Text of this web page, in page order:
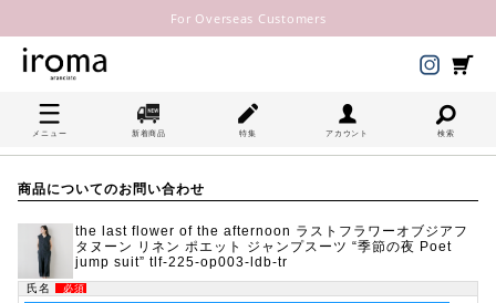
For Overseas Customers
メニュー 新着商品 特集 アカウント 検索
商品についてのお問い合わせ
the last flower of the afternoon ラストフラワーオブジアフ
タヌーン リネン ポエット ジャンプスーツ “季節の夜 Poet
jump suit” tlf-225-op003-ldb-tr
氏名 必須